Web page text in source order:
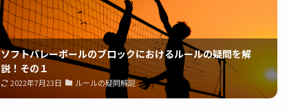
ソフトバレーボールのブロックにおけるルールの疑問を解
説！その１
2022年7月23日 ルールの疑問解説